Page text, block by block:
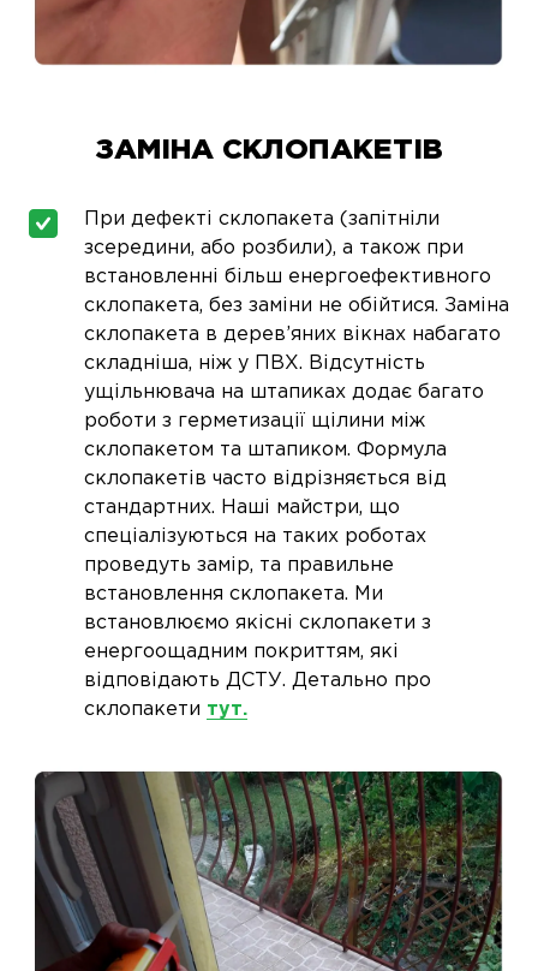
ЗАМІНА СКЛОПАКЕТІВ
При дефекті склопакета (запітніли
зсередини, або розбили), а також при
встановленні більш енергоефективного
склопакета, без заміни не обійтися. Заміна
склопакета в дерев’яних вікнах набагато
складніша, ніж у ПВХ. Відсутність
ущільнювача на штапиках додає багато
роботи з герметизації щілини між
склопакетом та штапиком. Формула
склопакетів часто відрізняється від
стандартних. Наші майстри, що
спеціалізуються на таких роботах
проведуть замір, та правильне
встановлення склопакета. Ми
встановлюємо якісні склопакети з
енергоощадним покриттям, які
відповідають ДСТУ. Детально про
склопакети тут.